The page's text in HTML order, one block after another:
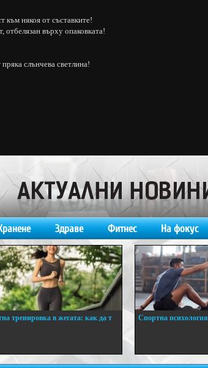
към някоя от съставките!
отбелязан върху опаковката!
слънчева светлина!
Здраве Фитнес На фокус
тренировка в жегата: как да т
Спортна